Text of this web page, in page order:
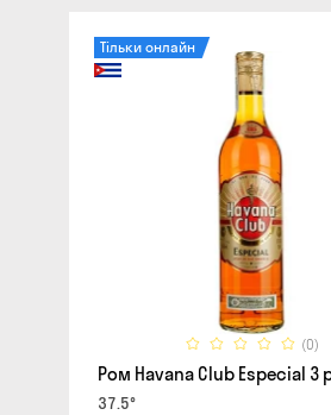
(0)
Тільки онлайн
Ром Havana Club Especial 3
37.5°